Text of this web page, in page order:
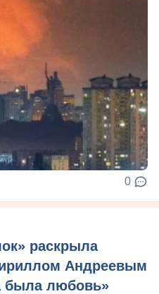
0
раскрыла
Андреевым
была любовь»